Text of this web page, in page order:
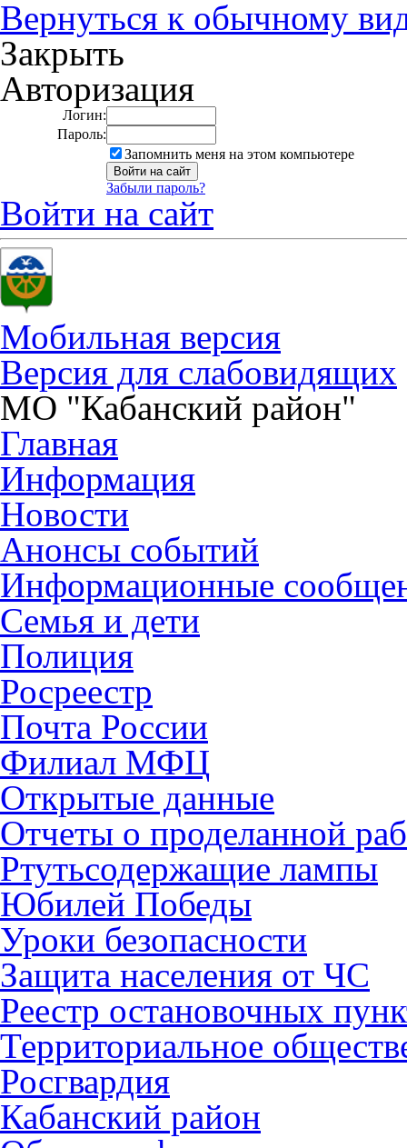
Вернуться к обычному
Закрыть
Авторизация
Логин:
Пароль:
Запомнить меня на этом компьютере
Забыли пароль?
Войти на сайт
Мобильная версия
Версия для слабовидящих
МО "Кабанский район"
Главная
Информация
Новости
Анонсы событий
Информационные
Семья и дети
Полиция
Росреестр
Почта России
Филиал МФЦ
Открытые данные
Отчеты о проделанной
Ртутьсодержащие лампы
Юбилей Победы
Уроки безопасности
Защита населения от ЧС
Реестр остановочных
Территориальное
Росгвардия
Кабанский район